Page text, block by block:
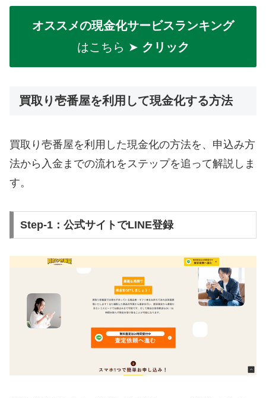
オススメの現金化サービスランキング
はこちら ➤ クリック
買取り壱番屋を利用して現金化する方法
買取り壱番屋を利用した現金化の方法を、申込み方
法から入金までの流れをステップを追って解説しま
す。
Step-1：公式サイトでLINE登録